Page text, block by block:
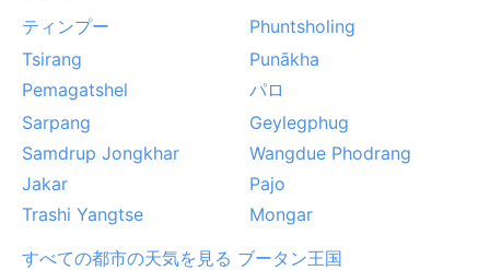
ティンプー
Phuntsholing
Tsirang
Punākha
Pemagatshel
パロ
Sarpang
Geylegphug
Samdrup Jongkhar
Wangdue Phodrang
Jakar
Pajo
Trashi Yangtse
Mongar
すべての都市の天気を見る ブータン王国